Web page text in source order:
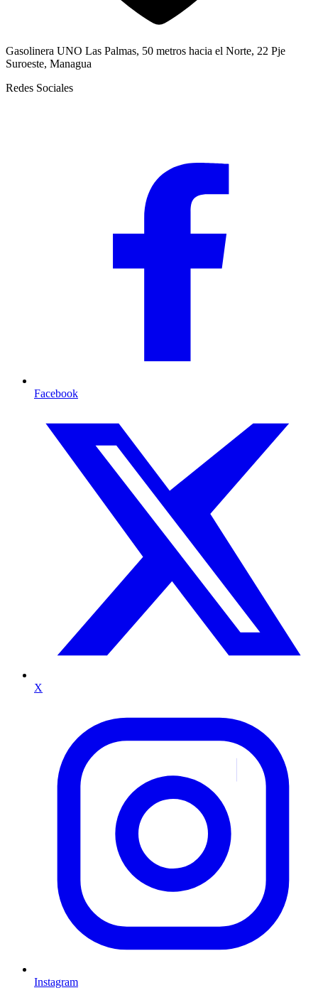
Gasolinera UNO Las Palmas, 50 metros hacia el Norte, 22 Pje
Suroeste, Managua
Redes Sociales
Facebook
X
Instagram